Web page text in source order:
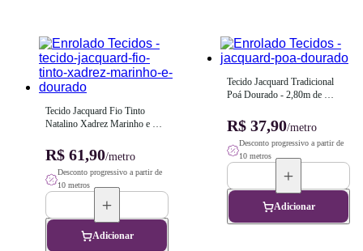
Tecido Jacquard Fio Tinto
Natalino Xadrez Marinho e
R$ 61,90/metro
Desconto progressivo a partir de
10 metros
Adicionar
Tecido Jacquard Tradicional
Poá Dourado - 2,80m de
R$ 37,90/metro
Desconto progressivo a partir de
10 metros
Adicionar